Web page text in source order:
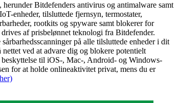
Bitdefenders antivirus og antimalware samt
enheder, tilsluttede fjernsyn, termostater,
rootkits og spyware samt blokerer for
af prisbelønnet teknologi fra Bitdefender.
på alle tilsluttede enheder i dit
ved at advare dig og blokere potentielt
til iOS-, Mac-, Android- og Windows-
for at holde onlineaktivitet privat, mens du er